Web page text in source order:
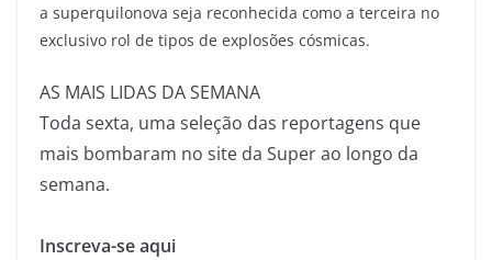
a superquilonova seja reconhecida como a terceira no
exclusivo rol de tipos de explosões cósmicas.
AS MAIS LIDAS DA SEMANA
Toda sexta, uma seleção das reportagens que
mais bombaram no site da Super ao longo da
semana.
Inscreva-se aqui